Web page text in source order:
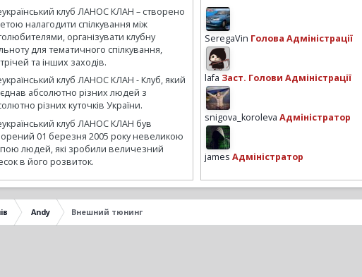
клуб ЛАНОС КЛАН – створено
налагодити спілкування між
організувати клубну
для тематичного спілкування,
та інших заходів.
клуб ЛАНОС КЛАН - Клуб, який
абсолютно різних людей з
різних куточків України.
клуб ЛАНОС КЛАН був
01 березня 2005 року невеликою
людей, які зробили величезний
в його розвиток.
SeregaVin Голова Адміністрації
lafa Заст. Голови Адміністрації
snigova_koroleva Адміністратор
james Адміністратор
Andy Внешний тюнинг